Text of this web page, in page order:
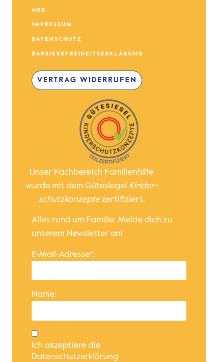
AGB
IMPRESSUM
DATENSCHUTZ
BARRIEREFREIHEITSERKLÄRUNG
VERTRAG WIDERRUFEN
Unser Fachbereich Familienhilfe
wurde mit dem Gütesiegel Kinder­
schutz­konzeptezertifiziert.
Alles rund um Familie: Melde dich zu
unserem Newsletter an!
E-Mail-Adresse*:
Name:
Ich akzeptiere die
Datenschutzerklärung